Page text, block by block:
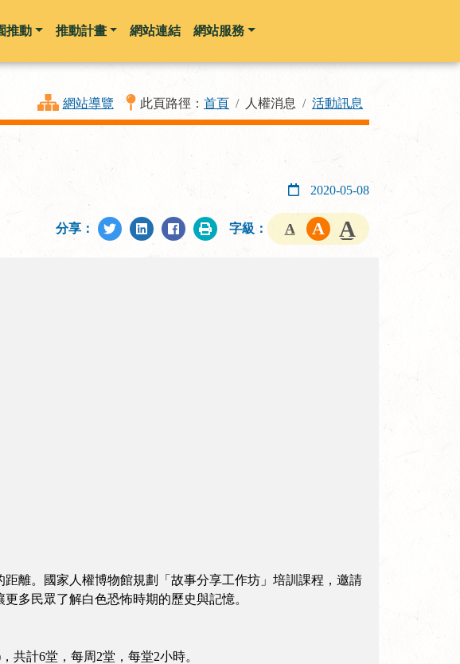
推動 推動計畫 網站連結 網站服務
網站導覽 此頁路徑： 首頁 人權消息 活動訊息
2020-05-08
分享： 字級：
離。國家人權博物館規劃「故事分享工作坊」培訓課程，邀請
多民眾了解白色恐怖時期的歷史與記憶。
共計6堂，每周2堂，每堂2小時。